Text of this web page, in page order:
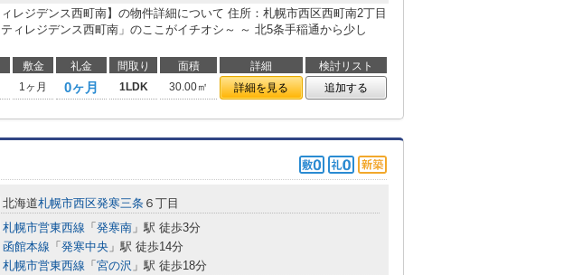
ィレジデンス西町南】の物件詳細について 住所：札幌市西区西町南2丁目
ィレジデンス西町南」のここがイチオシ～ ～ 北5条手稲通から少し
敷金 礼金 間取り 面積 詳細
検討リスト
1ヶ月 0ヶ月 1LDK 30.00㎡ 詳細を見る 追加する
北海道札幌市西区発寒三条 ６丁目
札幌市営東西線 「 発寒南 」駅 徒歩3分
函館本線 「 発寒中央 」駅 徒歩14分
札幌市営東西線 「 宮の沢 」駅 徒歩18分